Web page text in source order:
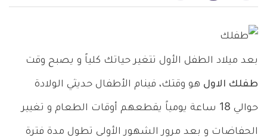
بعد ميلاد الطفل الأول تتغير حياتك كلياً و يصبح وقت
طفلك الاول هو وقتك، فينام الأطفال حديثي الولادة
حوالي 18 ساعة يومياً يقطعهم أوقات الطعام و تغيير
الحفاضات و بعد مرور الشهور الأولى تطول مدة فترة